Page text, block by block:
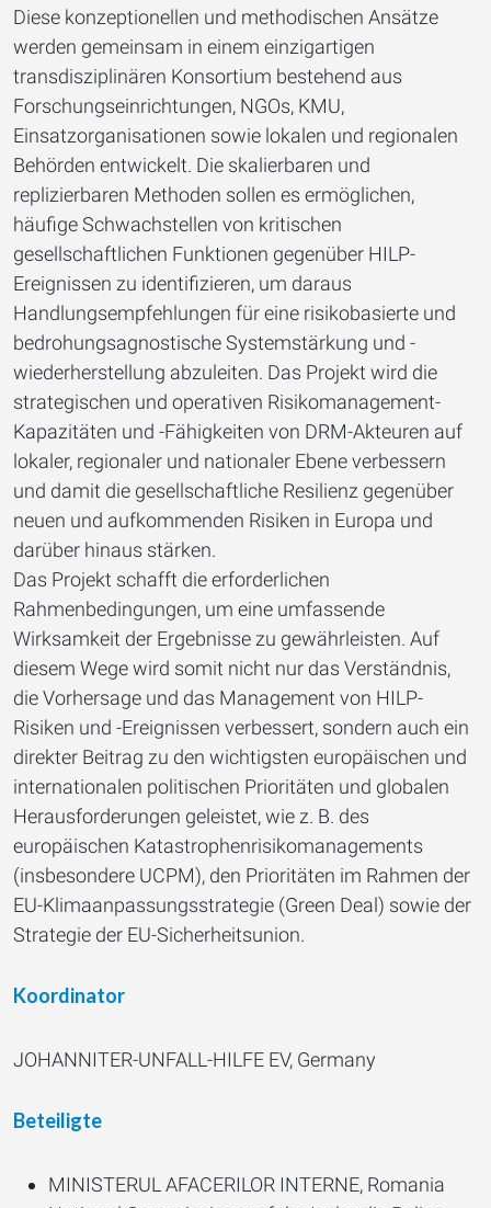
Diese konzeptionellen und methodischen Ansätze
werden gemeinsam in einem einzigartigen
transdisziplinären Konsortium bestehend aus
Forschungseinrichtungen, NGOs, KMU,
Einsatzorganisationen sowie lokalen und regionalen
Behörden entwickelt. Die skalierbaren und
replizierbaren Methoden sollen es ermöglichen,
häufige Schwachstellen von kritischen
gesellschaftlichen Funktionen gegenüber HILP-
Ereignissen zu identifizieren, um daraus
Handlungsempfehlungen für eine risikobasierte und
bedrohungsagnostische Systemstärkung und -
wiederherstellung abzuleiten. Das Projekt wird die
strategischen und operativen Risikomanagement-
Kapazitäten und -Fähigkeiten von DRM-Akteuren auf
lokaler, regionaler und nationaler Ebene verbessern
und damit die gesellschaftliche Resilienz gegenüber
neuen und aufkommenden Risiken in Europa und
darüber hinaus stärken.
Das Projekt schafft die erforderlichen
Rahmenbedingungen, um eine umfassende
Wirksamkeit der Ergebnisse zu gewährleisten. Auf
diesem Wege wird somit nicht nur das Verständnis,
die Vorhersage und das Management von HILP-
Risiken und -Ereignissen verbessert, sondern auch ein
direkter Beitrag zu den wichtigsten europäischen und
internationalen politischen Prioritäten und globalen
Herausforderungen geleistet, wie z. B. des
europäischen Katastrophenrisikomanagements
(insbesondere UCPM), den Prioritäten im Rahmen der
EU-Klimaanpassungsstrategie (Green Deal) sowie der
Strategie der EU-Sicherheitsunion.
Koordinator
JOHANNITER-UNFALL-HILFE EV, Germany
Beteiligte
MINISTERUL AFACERILOR INTERNE, Romania